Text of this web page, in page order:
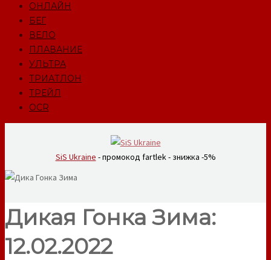
ОНЛАЙН
БЕГ
ВЕЛО
ПЛАВАНИЕ
УЛЬТРА
ТРИАТЛОН
ТРЕЙЛ
OCR
SiS Ukraine - промокод fartlek - знижка -5%
Дикая Гонка Зима:
12.02.2022